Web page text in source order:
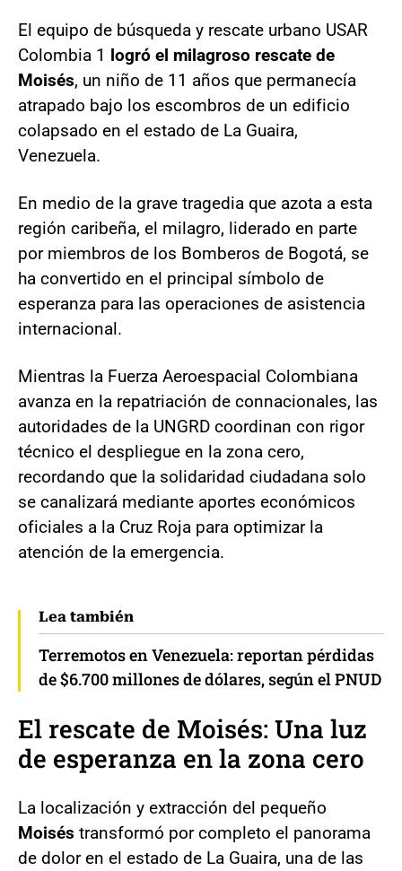
El equipo de búsqueda y rescate urbano USAR
Colombia 1 logró el milagroso rescate de
Moisés, un niño de 11 años que permanecía
atrapado bajo los escombros de un edificio
colapsado en el estado de La Guaira,
Venezuela.
En medio de la grave tragedia que azota a esta
región caribeña, el milagro, liderado en parte
por miembros de los Bomberos de Bogotá, se
ha convertido en el principal símbolo de
esperanza para las operaciones de asistencia
internacional.
Mientras la Fuerza Aeroespacial Colombiana
avanza en la repatriación de connacionales, las
autoridades de la UNGRD coordinan con rigor
técnico el despliegue en la zona cero,
recordando que la solidaridad ciudadana solo
se canalizará mediante aportes económicos
oficiales a la Cruz Roja para optimizar la
atención de la emergencia.
Lea también
Terremotos en Venezuela: reportan pérdidas
de $6.700 millones de dólares, según el PNUD
El rescate de Moisés: Una luz
de esperanza en la zona cero
La localización y extracción del pequeño
Moisés transformó por completo el panorama
de dolor en el estado de La Guaira, una de las